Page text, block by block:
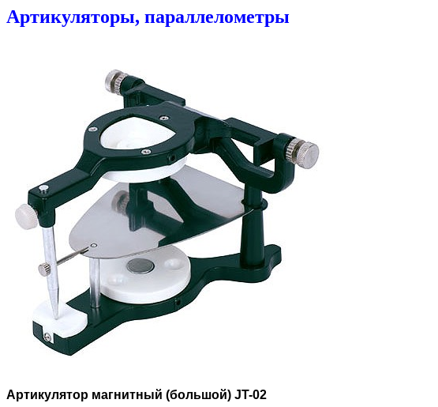
Артикуляторы, параллелометры
Артикулятор магнитный (большой) JT-02